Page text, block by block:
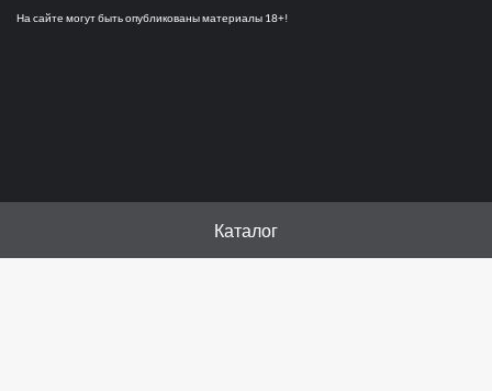
На сайте могут быть опубликованы материалы 18+!
Каталог